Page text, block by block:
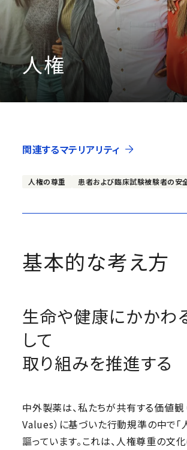
人権
関連するマテリアリティ
人権の尊重 患者および臨床試験被験者の安
基本的な考え方
生命や健康にかかわ
して
取り組みを推進する
中外製薬は、私たちが共有する価値観
Values）に基づいた行動規準の中で「
謳っています。これは、人権尊重の文